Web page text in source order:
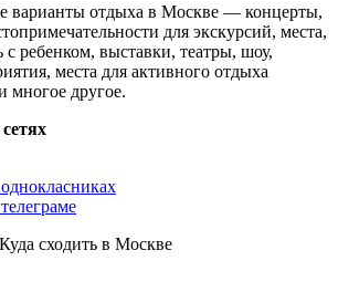
варианты отдыха в Москве — концерты,
для экскурсий, места,
с ребенком, выставки, театры, шоу,
места для активного отдыха
многое другое.
сходить в Москве